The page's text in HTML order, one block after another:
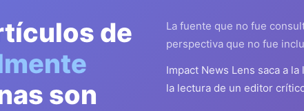
de
son
La fuente que no fue
perspectiva que no fue
Impact News Lens saca a
la lectura de un editor